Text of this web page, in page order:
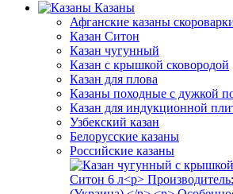
Казаны
Афганские казаны
Казан Ситон
Казан чугунный
Казан с крышкой сковородой
Казан для плова
Казаны походные с дужкой
Казан для индукционной
Узбекский казан
Белорусские казаны
Российские казаны